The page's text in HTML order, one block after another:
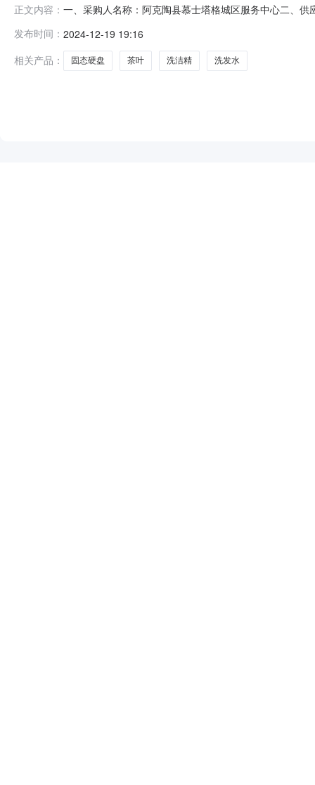
正文内容： 一、采购人名称：阿克陶县慕士塔格城区服务中心二、
想/lenovomsata32g个2.0058011602无型号茶叶/其它茶
发布时间： 2024-12-19 19:16
相关产品：
固态硬盘 茶叶 洗洁精 洗发水